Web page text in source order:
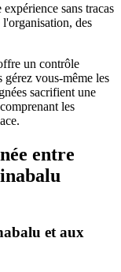
sans tracas
des
un contrôle
vous-même les
sacrifient une
les
entre
et aux